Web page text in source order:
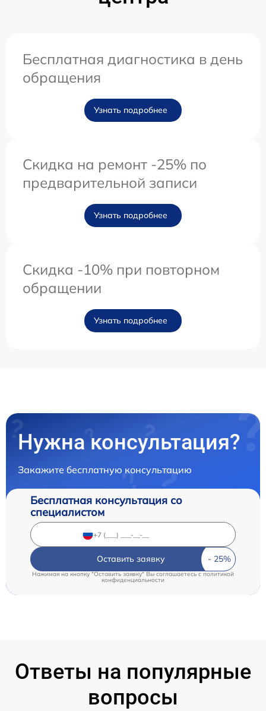
Бесплатная диагностика в день
обращения
Узнать подробнее
Скидка на ремонт -25% по
предварительной записи
Узнать подробнее
Скидка -10% при повторном
обращении
Узнать подробнее
Нужна консультация?
Закажите бесплатную консультацию
Бесплатная консультация со
специалистом
Оставить заявку
Нажимая на кнопку "Оставить заявку" Вы соглашаетесь c политикой
конфиденциальности
Ответы на популярные
вопросы